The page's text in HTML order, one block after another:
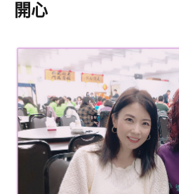
開心